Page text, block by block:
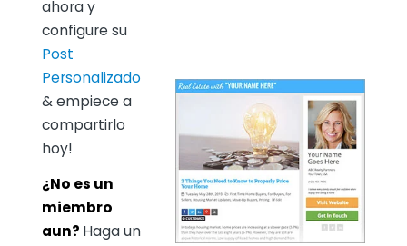
ahora y
configure su
Post
Personalizado
& empiece a
compartirlo
hoy!
¿No es un
miembro
aun? Haga un